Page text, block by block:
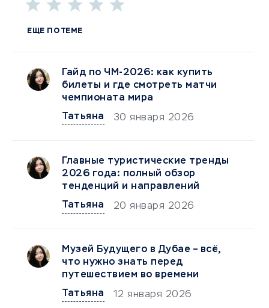
ЕЩЕ ПО ТЕМЕ
Гайд по ЧМ-2026: как купить
билеты и где смотреть матчи
чемпионата мира
Татьяна
30 января 2026
Главные туристические тренды
2026 года: полный обзор
тенденций и направлений
Татьяна
20 января 2026
Музей Будущего в Дубае – всё,
что нужно знать перед
путешествием во времени
Татьяна
12 января 2026